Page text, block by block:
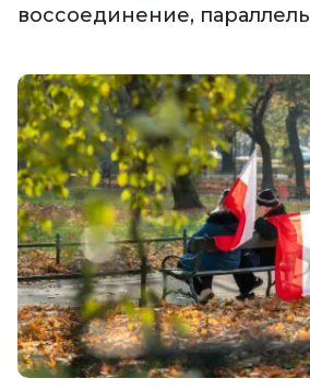
воссоединение,